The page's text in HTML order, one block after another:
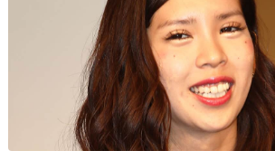
+39
2018/04/16(月) 10:09:15
原作とは別だと思って見たら面